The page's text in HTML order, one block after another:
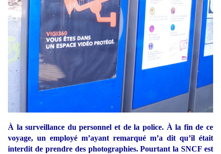
À la surveillance du personnel et de la police. À la fin de ce
voyage, un employé m’ayant remarqué m’a dit qu’il était
interdit de prendre des photographies. Pourtant la SNCF est